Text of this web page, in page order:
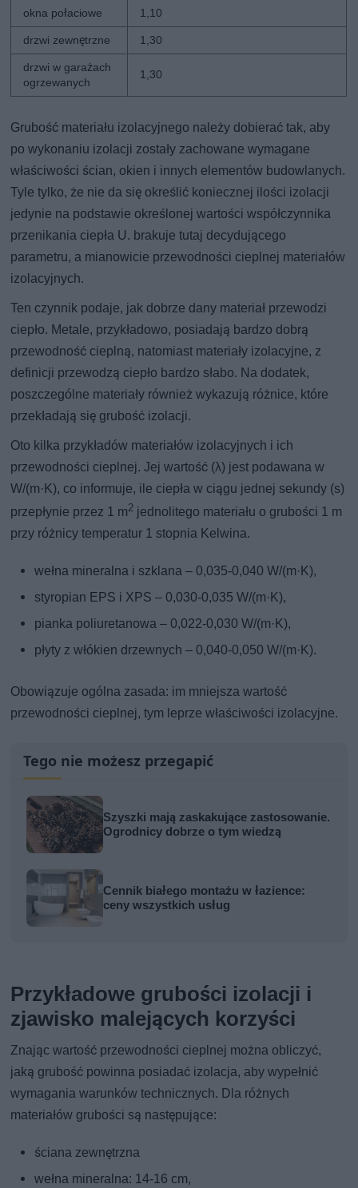
okna połaciowe 1,10
drzwi zewnętrzne 1,30
drzwi w garażach
ogrzewanych
1,30
Grubość materiału izolacyjnego należy dobierać tak, aby
po wykonaniu izolacji zostały zachowane wymagane
właściwości ścian, okien i innych elementów budowlanych.
Tyle tylko, że nie da się określić koniecznej ilości izolacji
jedynie na podstawie określonej wartości współczynnika
przenikania ciepła U. brakuje tutaj decydującego
parametru, a mianowicie przewodności cieplnej materiałów
izolacyjnych.
Ten czynnik podaje, jak dobrze dany materiał przewodzi
ciepło. Metale, przykładowo, posiadają bardzo dobrą
przewodność cieplną, natomiast materiały izolacyjne, z
definicji przewodzą ciepło bardzo słabo. Na dodatek,
poszczególne materiały również wykazują różnice, które
przekładają się grubość izolacji.
Oto kilka przykładów materiałów izolacyjnych i ich
przewodności cieplnej. Jej wartość (λ) jest podawana w
W/(m·K), co informuje, ile ciepła w ciągu jednej sekundy (s)
przepłynie przez 1 m2 jednolitego materiału o grubości 1 m
przy różnicy temperatur 1 stopnia Kelwina.
wełna mineralna i szklana – 0,035-0,040 W/(m·K),
styropian EPS i XPS – 0,030-0,035 W/(m·K),
pianka poliuretanowa – 0,022-0,030 W/(m·K),
płyty z włókien drzewnych – 0,040-0,050 W/(m·K).
Obowiązuje ogólna zasada: im mniejsza wartość
przewodności cieplnej, tym leprze właściwości izolacyjne.
Tego nie możesz przegapić
Szyszki mają zaskakujące zastosowanie.
Ogrodnicy dobrze o tym wiedzą
Cennik białego montażu w łazience:
ceny wszystkich usług
Przykładowe grubości izolacji i
zjawisko malejących korzyści
Znając wartość przewodności cieplnej można obliczyć,
jaką grubość powinna posiadać izolacja, aby wypełnić
wymagania warunków technicznych. Dla różnych
materiałów grubości są następujące:
ściana zewnętrzna
wełna mineralna: 14-16 cm,